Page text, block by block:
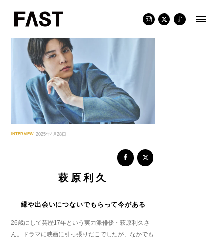
content
INTERVIEW 2025年4月28日
萩原利久
縁や出会いにつないでもらって今がある
26歳にして芸歴17年という実力派俳優・萩原利久さ
ん。ドラマに映画に引っ張りだこでしたが、なかでも